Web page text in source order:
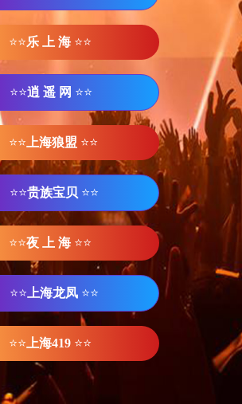
⭐⭐乐 上 海 ⭐⭐
⭐⭐逍 遥 网 ⭐⭐
⭐⭐ 上海狼盟 ⭐⭐
⭐⭐贵族宝贝 ⭐⭐
⭐⭐夜 上 海 ⭐⭐
⭐⭐ 上海龙凤 ⭐⭐
⭐⭐ 上海419 ⭐⭐